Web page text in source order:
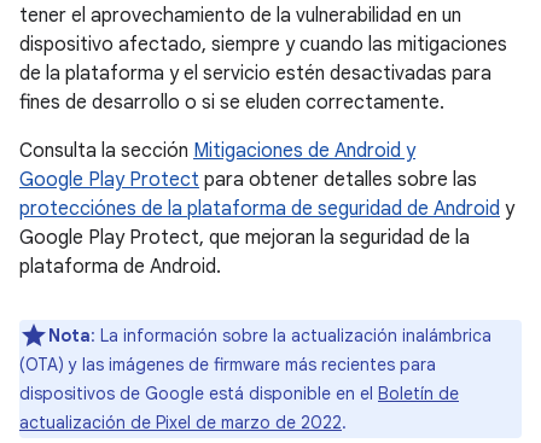
tener el aprovechamiento de la vulnerabilidad en un
dispositivo afectado, siempre y cuando las mitigaciones
de la plataforma y el servicio estén desactivadas para
fines de desarrollo o si se eluden correctamente.
Consulta la sección Mitigaciones de Android y
Google Play Protect para obtener detalles sobre las
protecciónes de la plataforma de seguridad de Android y
Google Play Protect, que mejoran la seguridad de la
plataforma de Android.
Nota: La información sobre la actualización inalámbrica
(OTA) y las imágenes de firmware más recientes para
dispositivos de Google está disponible en el Boletín de
actualización de Pixel de marzo de 2022.